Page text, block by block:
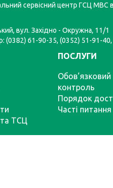
сервісний центр ГСЦ МВС
вул. Західно - Окружна, 11/1
(0382) 61-90-35, (0352) 51-91-
ТСЦ
ПОСЛУГИ
Обов’язковий
контроль
Порядок
Часті питання